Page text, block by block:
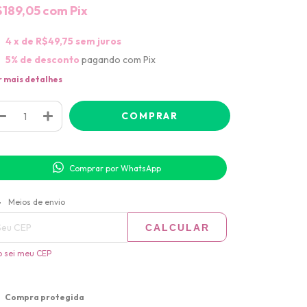
com Pix
4x de R$49,75 sem juros
5% de desconto pagando com Pix
mais detalhes
Comprar por WhatsApp
para o CEP:
Meios de envio
CALCULAR
sei meu CEP
Compra protegida